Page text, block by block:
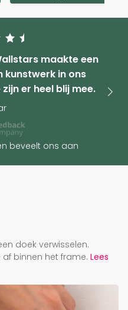
maakte een
in ons
er heel blij mee.
beveelt ons aan
doek verwisselen.
af binnen het frame. Lees